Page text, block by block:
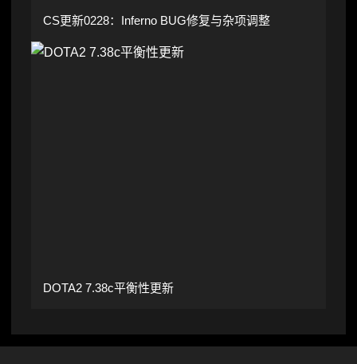
CS更新0228：Inferno BUG修复与杂项调整
DOTA2 7.38c平衡性更新